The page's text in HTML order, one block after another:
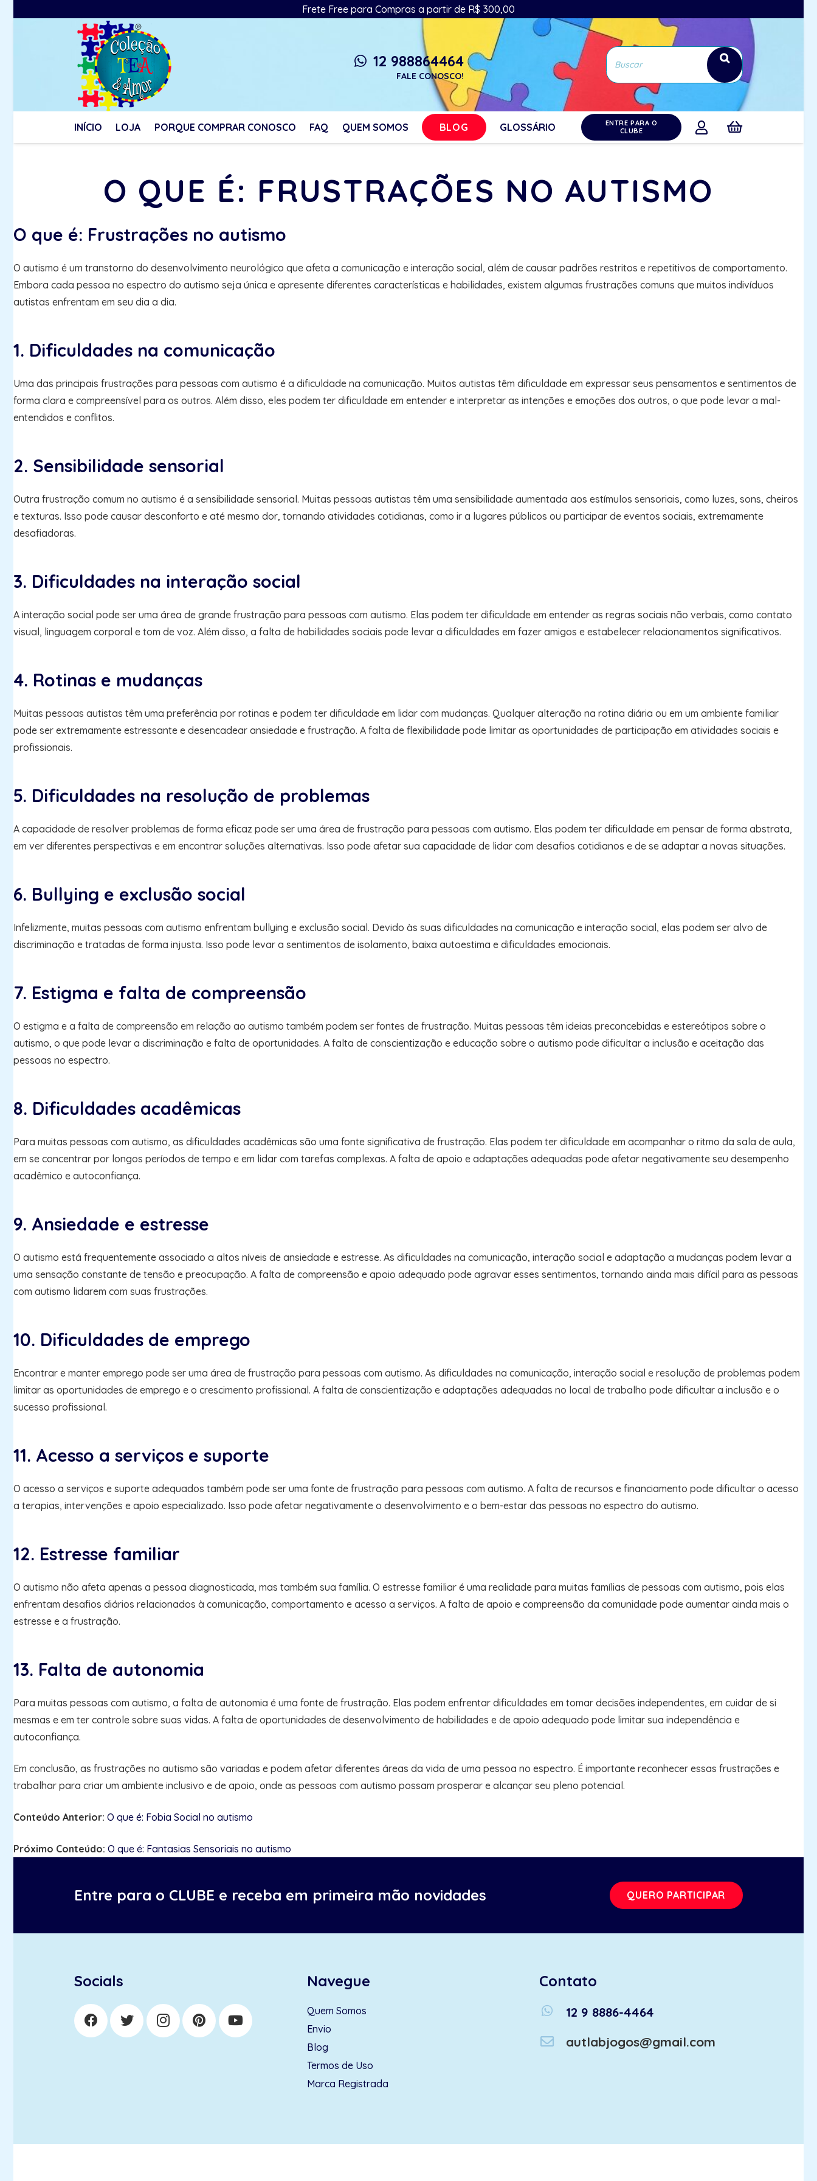
Frete Free para Compras a partir de R$ 300,00
whatsapp 12 988864464
FALE CONOSCO!
INÍCIO LOJA PORQUE COMPRAR CONOSCO FAQ QUEM SOMOS BLOG GLOSSÁRIO
ENTRE PARA O
CLUBE
O QUE É: FRUSTRAÇÕES NO AUTISMO
O que é: Frustrações no autismo
O autismo é um transtorno do desenvolvimento neurológico que afeta a comunicação e interação social, além de causar padrões restritos e repetitivos de comportamento.
Embora cada pessoa no espectro do autismo seja única e apresente diferentes características e habilidades, existem algumas frustrações comuns que muitos indivíduos
autistas enfrentam em seu dia a dia.
1. Dificuldades na comunicação
Uma das principais frustrações para pessoas com autismo é a dificuldade na comunicação. Muitos autistas têm dificuldade em expressar seus pensamentos e sentimentos de
forma clara e compreensível para os outros. Além disso, eles podem ter dificuldade em entender e interpretar as intenções e emoções dos outros, o que pode levar a mal-
entendidos e conflitos.
2. Sensibilidade sensorial
Outra frustração comum no autismo é a sensibilidade sensorial. Muitas pessoas autistas têm uma sensibilidade aumentada aos estímulos sensoriais, como luzes, sons, cheiros
e texturas. Isso pode causar desconforto e até mesmo dor, tornando atividades cotidianas, como ir a lugares públicos ou participar de eventos sociais, extremamente
desafiadoras.
3. Dificuldades na interação social
A interação social pode ser uma área de grande frustração para pessoas com autismo. Elas podem ter dificuldade em entender as regras sociais não verbais, como contato
visual, linguagem corporal e tom de voz. Além disso, a falta de habilidades sociais pode levar a dificuldades em fazer amigos e estabelecer relacionamentos significativos.
4. Rotinas e mudanças
Muitas pessoas autistas têm uma preferência por rotinas e podem ter dificuldade em lidar com mudanças. Qualquer alteração na rotina diária ou em um ambiente familiar
pode ser extremamente estressante e desencadear ansiedade e frustração. A falta de flexibilidade pode limitar as oportunidades de participação em atividades sociais e
profissionais.
5. Dificuldades na resolução de problemas
A capacidade de resolver problemas de forma eficaz pode ser uma área de frustração para pessoas com autismo. Elas podem ter dificuldade em pensar de forma abstrata,
em ver diferentes perspectivas e em encontrar soluções alternativas. Isso pode afetar sua capacidade de lidar com desafios cotidianos e de se adaptar a novas situações.
6. Bullying e exclusão social
Infelizmente, muitas pessoas com autismo enfrentam bullying e exclusão social. Devido às suas dificuldades na comunicação e interação social, elas podem ser alvo de
discriminação e tratadas de forma injusta. Isso pode levar a sentimentos de isolamento, baixa autoestima e dificuldades emocionais.
7. Estigma e falta de compreensão
O estigma e a falta de compreensão em relação ao autismo também podem ser fontes de frustração. Muitas pessoas têm ideias preconcebidas e estereótipos sobre o
autismo, o que pode levar a discriminação e falta de oportunidades. A falta de conscientização e educação sobre o autismo pode dificultar a inclusão e aceitação das
pessoas no espectro.
8. Dificuldades acadêmicas
Para muitas pessoas com autismo, as dificuldades acadêmicas são uma fonte significativa de frustração. Elas podem ter dificuldade em acompanhar o ritmo da sala de aula,
em se concentrar por longos períodos de tempo e em lidar com tarefas complexas. A falta de apoio e adaptações adequadas pode afetar negativamente seu desempenho
acadêmico e autoconfiança.
9. Ansiedade e estresse
O autismo está frequentemente associado a altos níveis de ansiedade e estresse. As dificuldades na comunicação, interação social e adaptação a mudanças podem levar a
uma sensação constante de tensão e preocupação. A falta de compreensão e apoio adequado pode agravar esses sentimentos, tornando ainda mais difícil para as pessoas
com autismo lidarem com suas frustrações.
10. Dificuldades de emprego
Encontrar e manter emprego pode ser uma área de frustração para pessoas com autismo. As dificuldades na comunicação, interação social e resolução de problemas podem
limitar as oportunidades de emprego e o crescimento profissional. A falta de conscientização e adaptações adequadas no local de trabalho pode dificultar a inclusão e o
sucesso profissional.
11. Acesso a serviços e suporte
O acesso a serviços e suporte adequados também pode ser uma fonte de frustração para pessoas com autismo. A falta de recursos e financiamento pode dificultar o acesso
a terapias, intervenções e apoio especializado. Isso pode afetar negativamente o desenvolvimento e o bem-estar das pessoas no espectro do autismo.
12. Estresse familiar
O autismo não afeta apenas a pessoa diagnosticada, mas também sua família. O estresse familiar é uma realidade para muitas famílias de pessoas com autismo, pois elas
enfrentam desafios diários relacionados à comunicação, comportamento e acesso a serviços. A falta de apoio e compreensão da comunidade pode aumentar ainda mais o
estresse e a frustração.
13. Falta de autonomia
Para muitas pessoas com autismo, a falta de autonomia é uma fonte de frustração. Elas podem enfrentar dificuldades em tomar decisões independentes, em cuidar de si
mesmas e em ter controle sobre suas vidas. A falta de oportunidades de desenvolvimento de habilidades e de apoio adequado pode limitar sua independência e
autoconfiança.
Em conclusão, as frustrações no autismo são variadas e podem afetar diferentes áreas da vida de uma pessoa no espectro. É importante reconhecer essas frustrações e
trabalhar para criar um ambiente inclusivo e de apoio, onde as pessoas com autismo possam prosperar e alcançar seu pleno potencial.
Conteúdo Anterior: O que é: Fobia Social no autismo
Próximo Conteúdo: O que é: Fantasias Sensoriais no autismo
Entre para o CLUBE e receba em primeira mão novidades QUERO PARTICIPAR
Socials Navegue
Quem Somos
Envio
Blog
Termos de Uso
Marca Registrada
Contato
whatsapp
12 9 8886-4464
autlabjogos@gmail.com